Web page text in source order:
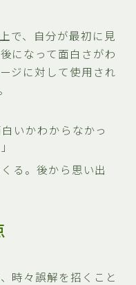
で、自分が最初に見
になって面白さがわ
ジに対して使用され
いかわからなかっ
る。後から思い出
時々誤解を招くこと